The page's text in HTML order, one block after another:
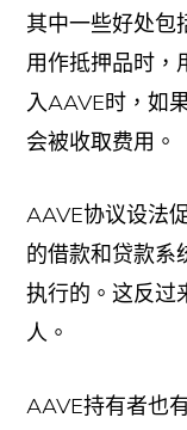
其中一些好处包
用作抵押品时，
入AAVE时，如
会被收取费用。
AAVE协议设法
的借款和贷款系
执行的。这反过
人。
AAVE持有者也